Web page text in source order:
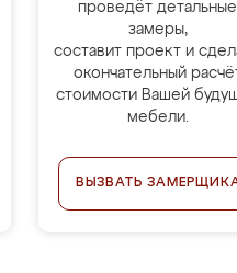
проведёт детальные
замеры,
составит проект и
окончательный
стоимости Вашей
мебели.
ВЫЗВАТЬ